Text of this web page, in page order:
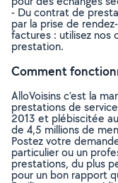
- Du contrat de
par la prise de
factures : utilisez nos
prestation.
Comment
AlloVoisins c’est la
prestations de
2013 et plébiscitée
de 4,5 millions de
Postez votre
particulier ou un
prestations, du plus
pour un bon rapport